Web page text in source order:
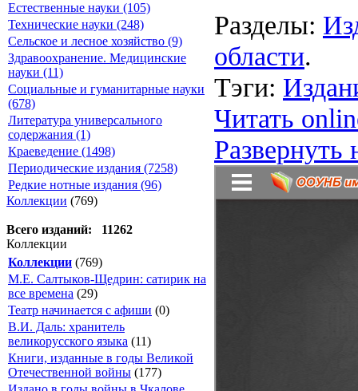
Естественные науки (105)
Технические науки (248)
Сельское и лесное хозяйство (9)
Здравоохранение. Медицинские
науки (11)
Социальные и гуманитарные науки
(678)
Литература универсального
содержания (1)
Краеведение (1498)
Периодические издания (7258)
Редкие нотные издания (96)
Коллекции (769)
Всего изданий: 11262
Коллекции
Коллекции (769)
М.Е. Салтыков-Щедрин: сатирик на
все времена (29)
Театр начинается с афиши (0)
В.И. Даль: хранитель
великорусского языка (11)
Книги, изданные в годы Великой
Отечественной войны (177)
Разделы:
области.
Тэги:
Читать
Развернуть